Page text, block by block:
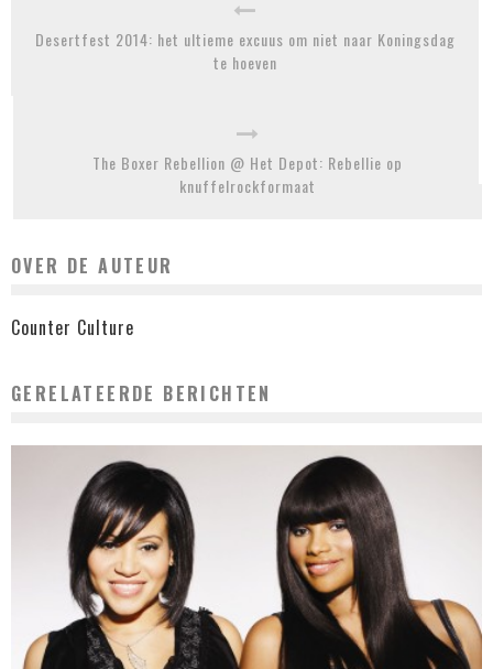
Desertfest 2014: het ultieme excuus om niet naar Koningsdag
te hoeven
The Boxer Rebellion @ Het Depot: Rebellie op
knuffelrockformaat
OVER DE AUTEUR
Counter Culture
GERELATEERDE BERICHTEN